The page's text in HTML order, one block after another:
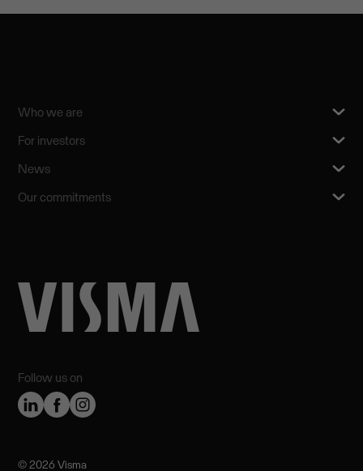
Follow us on
Who we are
For investors
News
Our commitments
©️ 2026 Visma